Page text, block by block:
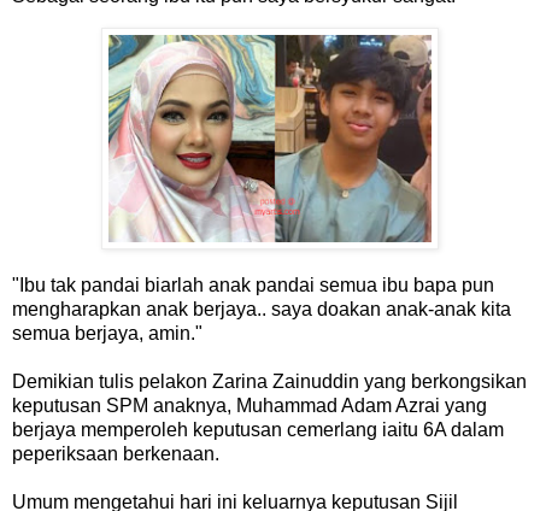
"Ibu tak pandai biarlah anak pandai semua ibu bapa pun
mengharapkan anak berjaya.. saya doakan anak-anak kita
semua berjaya, amin."
Demikian tulis pelakon Zarina Zainuddin yang berkongsikan
keputusan SPM anaknya, Muhammad Adam Azrai yang
berjaya memperoleh keputusan cemerlang iaitu 6A dalam
peperiksaan berkenaan.
Umum mengetahui hari ini keluarnya keputusan Sijil